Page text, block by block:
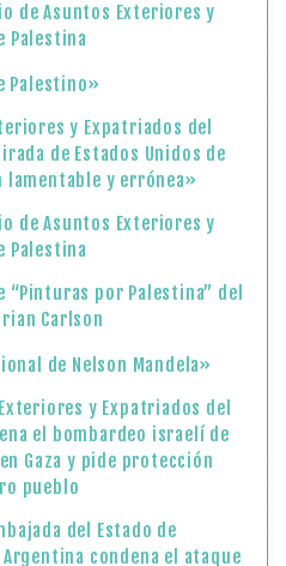
de Asuntos Exteriores y
Palestina
Palestino»
y Expatriados del
de Estados Unidos de
lamentable y errónea»
de Asuntos Exteriores y
Palestina
“Pinturas por Palestina” del
Carlson
de Nelson Mandela»
y Expatriados del
el bombardeo israelí de
Gaza y pide protección
pueblo
del Estado de
condena el ataque